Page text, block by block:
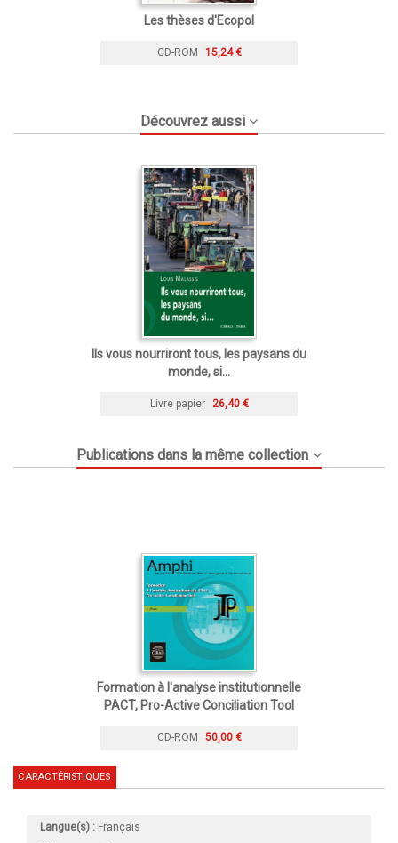
Les thèses d'Ecopol
CD-ROM 15,24 €
Découvrez aussi
Ils vous nourriront tous, les paysans du
monde, si...
Livre papier 26,40 €
Publications dans la même collection
Formation à l'analyse institutionnelle
PACT, Pro-Active Conciliation Tool
CD-ROM 50,00 €
CARACTÉRISTIQUES
Langue(s) : Français